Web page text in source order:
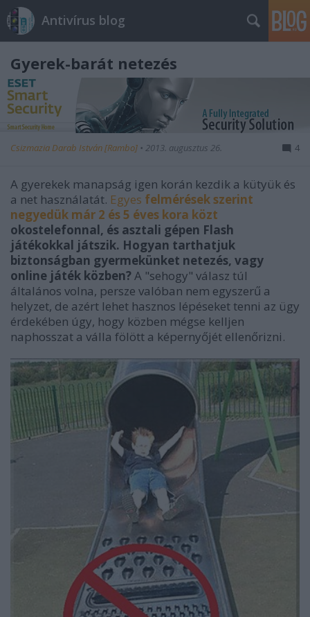
Antivírus blog
Gyerek-barát netezés
Csizmazia Darab István [Rambo] • 2013. augusztus 26. 4
A gyerekek manapság igen korán kezdik a kütyük és
a net használatát. Egyes felmérések szerint
negyedük már 2 és 5 éves kora közt
okostelefonnal, és asztali gépen Flash
játékokkal játszik. Hogyan tarthatjuk
biztonságban gyermekünket netezés, vagy
online játék közben?A "sehogy" válasz túl
általános volna, persze valóban nem egyszerű a
helyzet, de azért lehet hasznos lépéseket tenni az ügy
érdekében úgy, hogy közben mégse kelljen
naphosszat a válla fölött a képernyőjét ellenőrizni.